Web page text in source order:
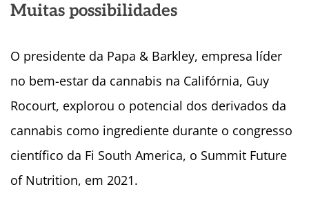
Muitas possibilidades
O presidente da Papa & Barkley, empresa líder
no bem-estar da cannabis na Califórnia, Guy
Rocourt, explorou o potencial dos derivados da
cannabis como ingrediente durante o congresso
científico da Fi South America, o Summit Future
of Nutrition, em 2021.